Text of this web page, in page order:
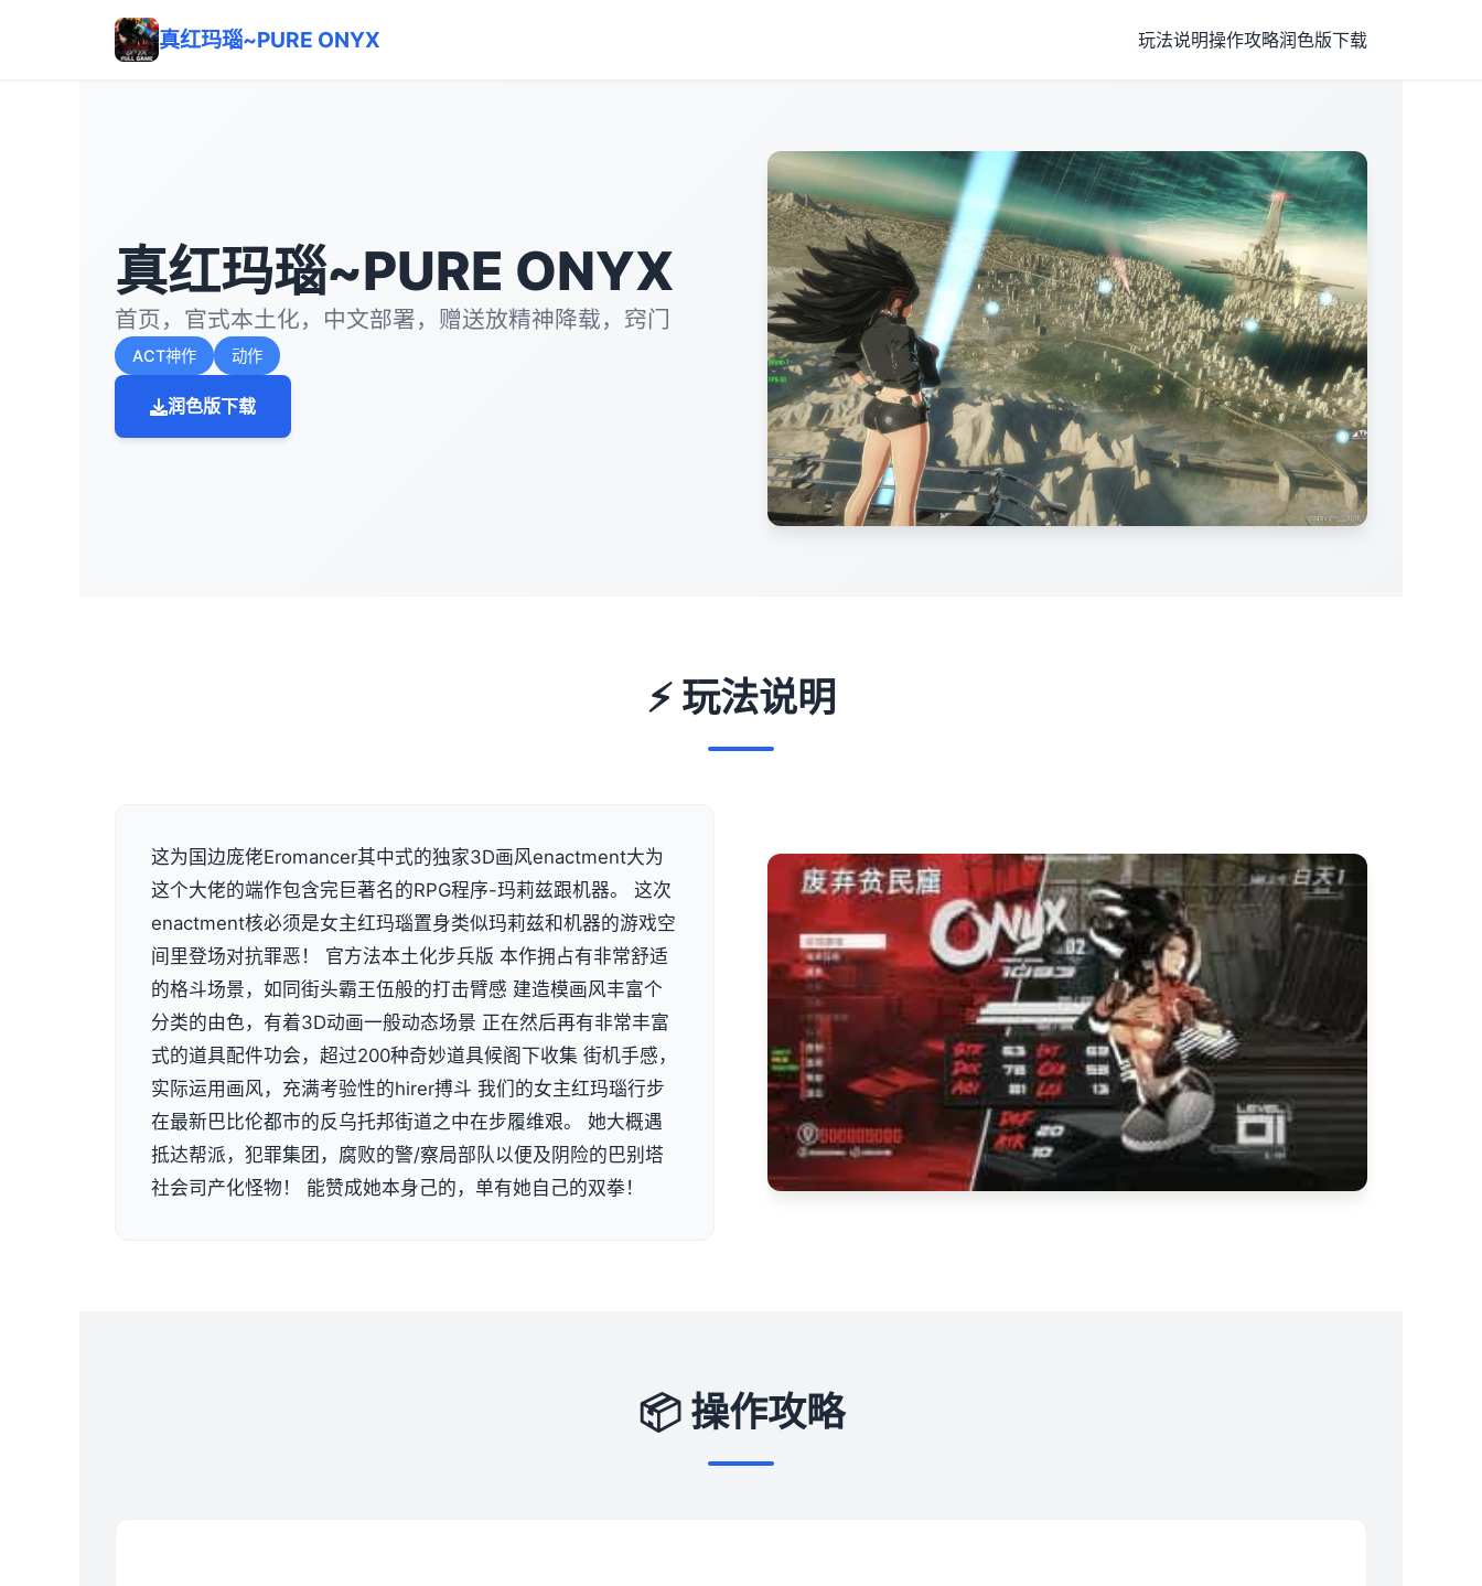
真红玛瑙~PURE ONYX 玩法说明操作攻略润色版下载
真红玛瑙~PURE ONYX
首页，官式本土化，中文部署，赠送放精神降载，窍门
ACT神作 动作
润色版下载
⚡ 玩法说明
这为国边庞佬Eromancer其中式的独家3D画风enactment大为
这个大佬的端作包含完巨著名的RPG程序-玛莉兹跟机器。 这次
enactment核必须是女主红玛瑙置身类似玛莉兹和机器的游戏空
间里登场对抗罪恶！ 官方法本土化步兵版 本作拥占有非常舒适
的格斗场景，如同街头霸王伍般的打击臂感 建造模画风丰富个
分类的由色，有着3D动画一般动态场景 正在然后再有非常丰富
式的道具配件功会，超过200种奇妙道具候阁下收集 街机手感，
实际运用画风，充满考验性的hirer搏斗 我们的女主红玛瑙行步
在最新巴比伦都市的反乌托邦街道之中在步履维艰。 她大概遇
抵达帮派，犯罪集团，腐败的警/察局部队以便及阴险的巴别塔
社会司产化怪物！ 能赞成她本身己的，单有她自己的双拳！
📦 操作攻略